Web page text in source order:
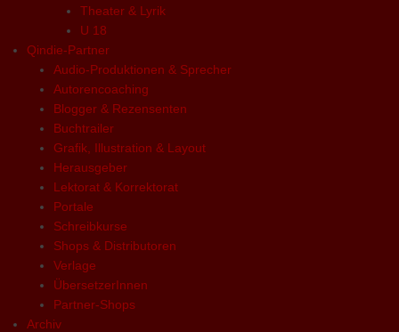
Theater & Lyrik
U 18
Qindie-Partner
Audio-Produktionen & Sprecher
Autorencoaching
Blogger & Rezensenten
Buchtrailer
Grafik, Illustration & Layout
Herausgeber
Lektorat & Korrektorat
Portale
Schreibkurse
Shops & Distributoren
Verlage
ÜbersetzerInnen
Partner-Shops
Archiv